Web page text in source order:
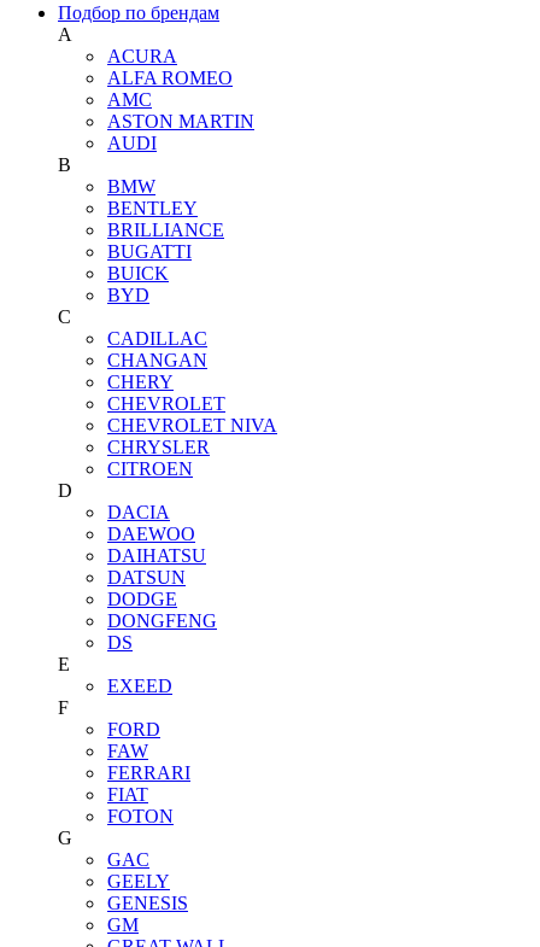
Подбор по брендам
A
ACURA
ALFA ROMEO
AMC
ASTON MARTIN
AUDI
B
BMW
BENTLEY
BRILLIANCE
BUGATTI
BUICK
BYD
C
CADILLAC
CHANGAN
CHERY
CHEVROLET
CHEVROLET NIVA
CHRYSLER
CITROEN
D
DACIA
DAEWOO
DAIHATSU
DATSUN
DODGE
DONGFENG
DS
E
EXEED
F
FORD
FAW
FERRARI
FIAT
FOTON
G
GAC
GEELY
GENESIS
GM